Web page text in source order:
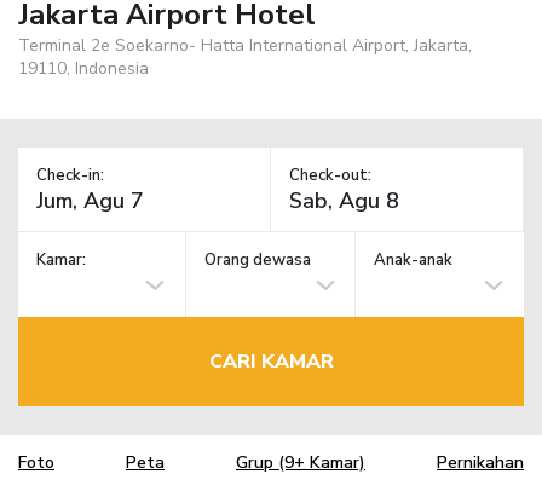
Jakarta Airport Hotel
Terminal 2e Soekarno- Hatta International Airport, Jakarta,
19110, Indonesia
Check-in: Check-out:
Kamar: Orang dewasa Anak-anak
CARI KAMAR
Foto Peta Grup (9+ Kamar) Pernikahan